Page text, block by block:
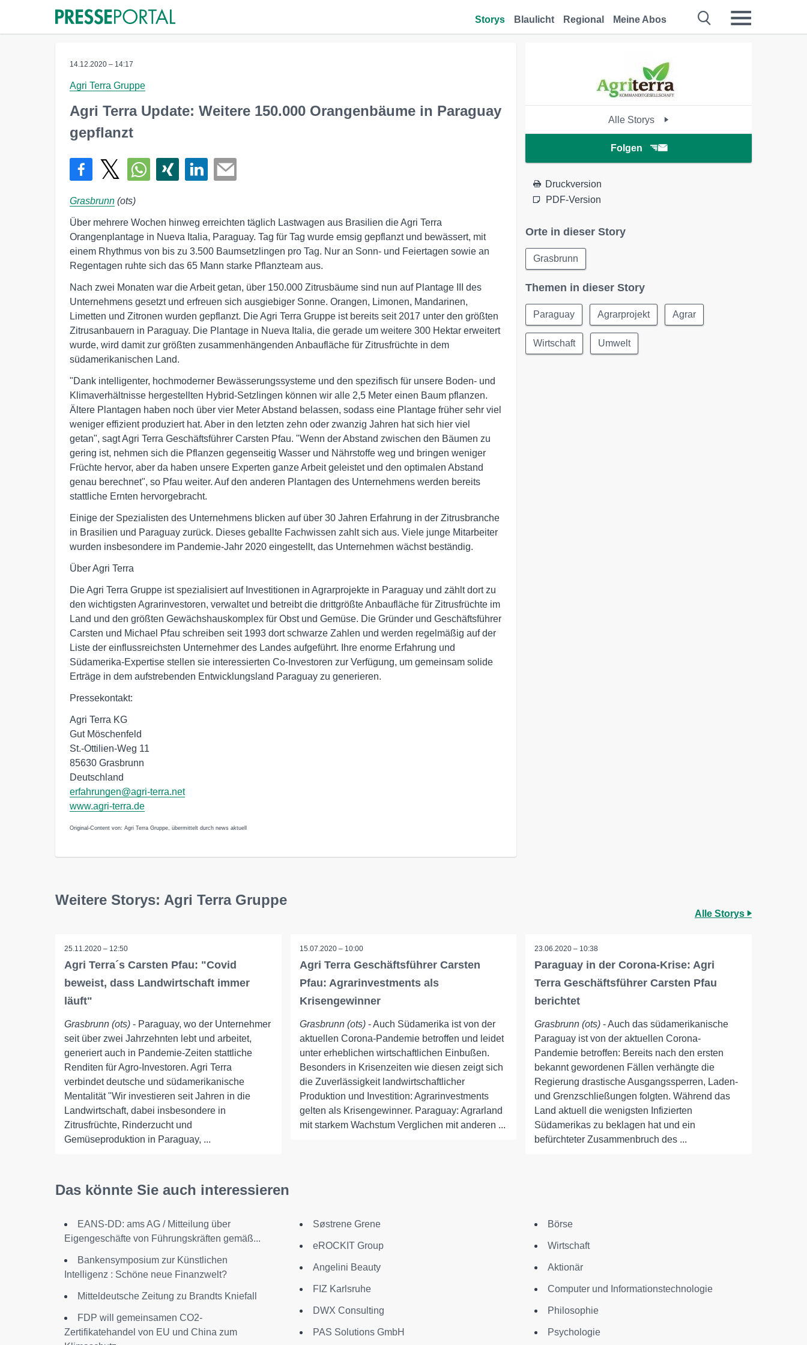
Storys Blaulicht Regional Meine Abos
14.12.2020 – 14:17
Agri Terra Gruppe
Agri Terra Update: Weitere 150.000 Orangenbäume in Paraguay
gepflanzt
Grasbrunn (ots)
Über mehrere Wochen hinweg erreichten täglich Lastwagen aus Brasilien die Agri Terra
Orangenplantage in Nueva Italia, Paraguay. Tag für Tag wurde emsig gepflanzt und bewässert, mit
einem Rhythmus von bis zu 3.500 Baumsetzlingen pro Tag. Nur an Sonn- und Feiertagen sowie an
Regentagen ruhte sich das 65 Mann starke Pflanzteam aus.
Nach zwei Monaten war die Arbeit getan, über 150.000 Zitrusbäume sind nun auf Plantage III des
Unternehmens gesetzt und erfreuen sich ausgiebiger Sonne. Orangen, Limonen, Mandarinen,
Limetten und Zitronen wurden gepflanzt. Die Agri Terra Gruppe ist bereits seit 2017 unter den größten
Zitrusanbauern in Paraguay. Die Plantage in Nueva Italia, die gerade um weitere 300 Hektar erweitert
wurde, wird damit zur größten zusammenhängenden Anbaufläche für Zitrusfrüchte in dem
südamerikanischen Land.
"Dank intelligenter, hochmoderner Bewässerungssysteme und den spezifisch für unsere Boden- und
Klimaverhältnisse hergestellten Hybrid-Setzlingen können wir alle 2,5 Meter einen Baum pflanzen.
Ältere Plantagen haben noch über vier Meter Abstand belassen, sodass eine Plantage früher sehr viel
weniger effizient produziert hat. Aber in den letzten zehn oder zwanzig Jahren hat sich hier viel
getan", sagt Agri Terra Geschäftsführer Carsten Pfau. "Wenn der Abstand zwischen den Bäumen zu
gering ist, nehmen sich die Pflanzen gegenseitig Wasser und Nährstoffe weg und bringen weniger
Früchte hervor, aber da haben unsere Experten ganze Arbeit geleistet und den optimalen Abstand
genau berechnet", so Pfau weiter. Auf den anderen Plantagen des Unternehmens werden bereits
stattliche Ernten hervorgebracht.
Einige der Spezialisten des Unternehmens blicken auf über 30 Jahren Erfahrung in der Zitrusbranche
in Brasilien und Paraguay zurück. Dieses geballte Fachwissen zahlt sich aus. Viele junge Mitarbeiter
wurden insbesondere im Pandemie-Jahr 2020 eingestellt, das Unternehmen wächst beständig.
Über Agri Terra
Die Agri Terra Gruppe ist spezialisiert auf Investitionen in Agrarprojekte in Paraguay und zählt dort zu
den wichtigsten Agrarinvestoren, verwaltet und betreibt die drittgrößte Anbaufläche für Zitrusfrüchte im
Land und den größten Gewächshauskomplex für Obst und Gemüse. Die Gründer und Geschäftsführer
Carsten und Michael Pfau schreiben seit 1993 dort schwarze Zahlen und werden regelmäßig auf der
Liste der einflussreichsten Unternehmer des Landes aufgeführt. Ihre enorme Erfahrung und
Südamerika-Expertise stellen sie interessierten Co-Investoren zur Verfügung, um gemeinsam solide
Erträge in dem aufstrebenden Entwicklungsland Paraguay zu generieren.
Pressekontakt:
Agri Terra KG
Gut Möschenfeld
St.-Ottilien-Weg 11
85630 Grasbrunn
Deutschland
erfahrungen@agri-terra.net
www.agri-terra.de
Original-Content von: Agri Terra Gruppe, übermittelt durch news aktuell
Alle Storys
Folgen
Druckversion
PDF-Version
Orte in dieser Story
Grasbrunn
Themen in dieser Story
Paraguay Agrarprojekt Agrar
Wirtschaft Umwelt
Weitere Storys: Agri Terra Gruppe
Alle Storys
25.11.2020 – 12:50
Agri Terra´s Carsten Pfau: "Covid
beweist, dass Landwirtschaft immer
läuft"
Grasbrunn (ots) - Paraguay, wo der Unternehmer
seit über zwei Jahrzehnten lebt und arbeitet,
generiert auch in Pandemie-Zeiten stattliche
Renditen für Agro-Investoren. Agri Terra
verbindet deutsche und südamerikanische
Mentalität "Wir investieren seit Jahren in die
Landwirtschaft, dabei insbesondere in
Zitrusfrüchte, Rinderzucht und
Gemüseproduktion in Paraguay, ...
15.07.2020 – 10:00
Agri Terra Geschäftsführer Carsten
Pfau: Agrarinvestments als
Krisengewinner
Grasbrunn (ots)- Auch Südamerika ist von der
aktuellen Corona-Pandemie betroffen und leidet
unter erheblichen wirtschaftlichen Einbußen.
Besonders in Krisenzeiten wie diesen zeigt sich
die Zuverlässigkeit landwirtschaftlicher
Produktion und Investition: Agrarinvestments
gelten als Krisengewinner. Paraguay: Agrarland
mit starkem Wachstum Verglichen mit anderen ...
23.06.2020 – 10:38
Paraguay in der Corona-Krise: Agri
Terra Geschäftsführer Carsten Pfau
berichtet
Grasbrunn (ots) - Auch das südamerikanische
Paraguay ist von der aktuellen Corona-
Pandemie betroffen: Bereits nach den ersten
bekannt gewordenen Fällen verhängte die
Regierung drastische Ausgangssperren, Laden-
und Grenzschließungen folgten. Während das
Land aktuell die wenigsten Infizierten
Südamerikas zu beklagen hat und ein
befürchteter Zusammenbruch des ...
Das könnte Sie auch interessieren
EANS-DD: ams AG / Mitteilung über
Eigengeschäfte von Führungskräften gemäß...
Bankensymposium zur Künstlichen
Intelligenz : Schöne neue Finanzwelt?
Mitteldeutsche Zeitung zu Brandts Kniefall
FDP will gemeinsamen CO2-
Zertifikatehandel von EU und China zum
Søstrene Grene
eROCKIT Group
Angelini Beauty
FIZ Karlsruhe
DWX Consulting
PAS Solutions GmbH
Börse
Wirtschaft
Aktionär
Computer und Informationstechnologie
Philosophie
Psychologie